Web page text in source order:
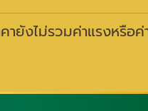
ายังไม่รวมค่าแรงหรื